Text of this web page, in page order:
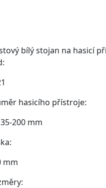
bílý stojan na hasicí
hasicího přístroje:
200 mm
mm